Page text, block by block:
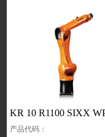
KR 10 R1100 SIXX
AGILUS)
产品代码：